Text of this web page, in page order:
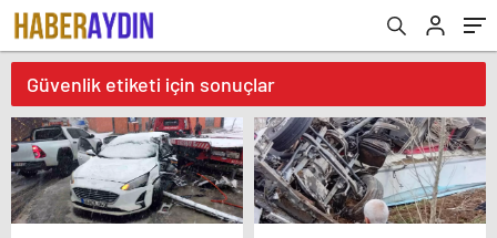
Güvenlik etiketi için sonuçlar